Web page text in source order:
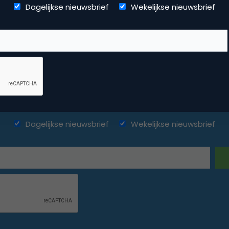
Dagelijkse nieuwsbrief Wekelijkse nieuwsbrief
Elke dag vers. Mis
Dagelijkse nieuwsbrief Wekelijkse nieuwsbrief